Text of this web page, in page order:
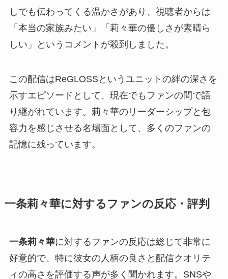
しでも伝わってくる温かさがあり、視聴者からは
「本当の家族みたい」「莉々華の優しさが素晴ら
しい」というコメントが殺到しました。
この配信はReGLOSSというユニットの絆の深さを
示すエピソードとして、現在でもファンの間で語
り継がれています。莉々華のリーダーシップと包
容力を感じさせる名場面として、多くのファンの
記憶に残っています。
一条莉々華に対するファンの反応・評判
一条莉々華に対するファンの反応は総じて非常に
好意的で、特に彼女の人柄の良さと配信クオリテ
ィの高さを評価する声が多く聞かれます。SNSや